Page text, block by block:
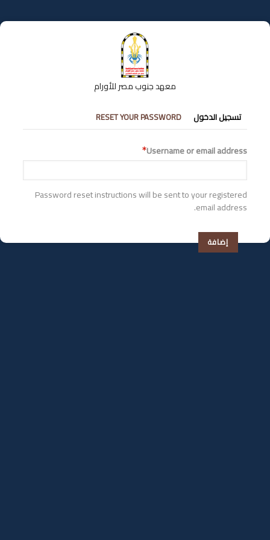
إلى
المحتوى
معهد جنوب مصر للأورام
التبويبات
الأساسية
تسجيل الدخول RESET YOUR PASSWORD
Username or email address
Password reset instructions will be sent to your registered
email address.